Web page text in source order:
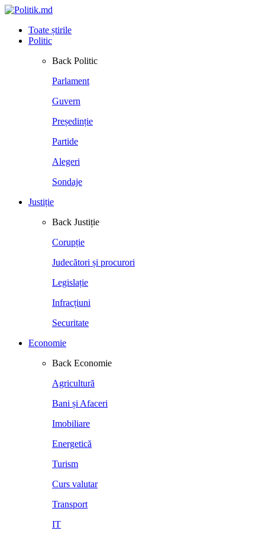
Toate știrile
Politic
Back Politic
Parlament
Guvern
Președinție
Partide
Alegeri
Sondaje
Justiție
Back Justiție
Corupție
Judecători și procurori
Legislație
Infracțiuni
Securitate
Economie
Back Economie
Agricultură
Bani și Afaceri
Imobiliare
Energetică
Turism
Curs valutar
Transport
IT